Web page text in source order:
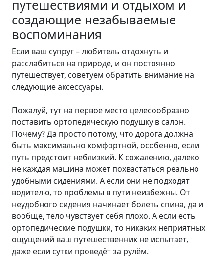
путешествиями и отдыхом и
создающие незабываемые
воспоминания
Если ваш супруг – любитель отдохнуть и
расслабиться на природе, и он постоянно
путешествует, советуем обратить внимание на
следующие аксессуары.
Пожалуй, тут на первое место целесообразно
поставить ортопедическую подушку в салон.
Почему? Да просто потому, что дорога должна
быть максимально комфортной, особенно, если
путь предстоит неблизкий. К сожалению, далеко
не каждая машина может похвастаться реально
удобными сидениями. А если они не подходят
водителю, то проблемы в пути неизбежны. От
неудобного сидения начинает болеть спина, да и
вообще, тело чувствует себя плохо. А если есть
ортопедические подушки, то никаких неприятных
ощущений ваш путешественник не испытает,
даже если сутки проведёт за рулём.